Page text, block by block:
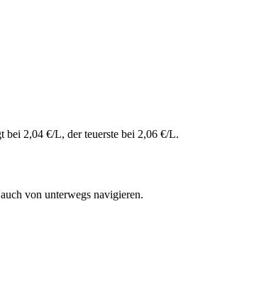
bei 2,04 €/L, der teuerste bei 2,06 €/L.
von unterwegs navigieren.